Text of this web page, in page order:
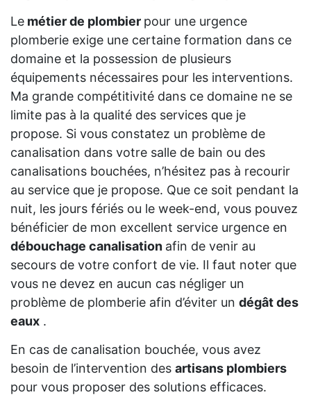
Le métier de plombier pour une urgence
plomberie exige une certaine formation dans ce
domaine et la possession de plusieurs
équipements nécessaires pour les interventions.
Ma grande compétitivité dans ce domaine ne se
limite pas à la qualité des services que je
propose. Si vous constatez un problème de
canalisation dans votre salle de bain ou des
canalisations bouchées, n’hésitez pas à recourir
au service que je propose. Que ce soit pendant la
nuit, les jours fériés ou le week-end, vous pouvez
bénéficier de mon excellent service urgence en
débouchage canalisation afin de venir au
secours de votre confort de vie. Il faut noter que
vous ne devez en aucun cas négliger un
problème de plomberie afin d’éviter un dégât des
eaux .
En cas de canalisation bouchée, vous avez
besoin de l’intervention des artisans plombiers
pour vous proposer des solutions efficaces.